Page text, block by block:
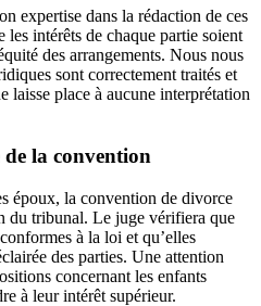
expertise dans la rédaction de ces
intérêts de chaque partie soient
des arrangements. Nous nous
sont correctement traités et
laisse place à aucune interprétation
la convention
époux, la convention de divorce
du tribunal. Le juge vérifiera que
à la loi et qu’elles
des parties. Une attention
concernant les enfants
à leur intérêt supérieur.